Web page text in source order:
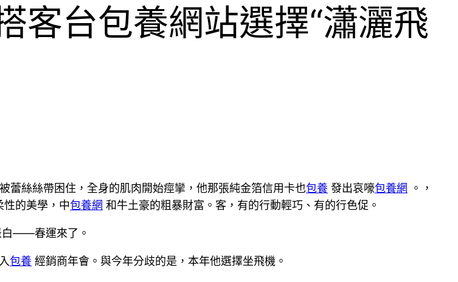
客台包養網站選擇“瀟灑飛
蕾絲絲帶困住，全身的肌肉開始痙攣，他那張純金箔信用卡也包養 發出哀嚎包養網 。，
性的美學，中包養網 和牛土豪的粗暴財富。客，有的行動輕巧、有的行色促。
白——春運來了。
包養 經銷商年會。與今年分歧的是，本年他選擇坐飛機。